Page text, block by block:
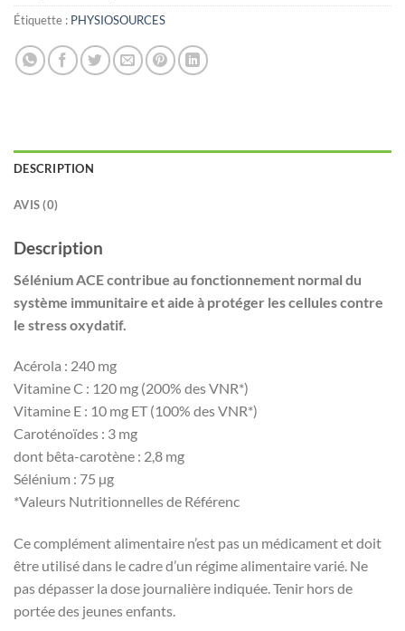
Étiquette : PHYSIOSOURCES
DESCRIPTION
AVIS (0)
Description
Sélénium ACE contribue au fonctionnement normal du
système immunitaire et aide à protéger les cellules contre
le stress oxydatif.
Acérola : 240 mg
Vitamine C : 120 mg (200% des VNR*)
Vitamine E : 10 mg ET (100% des VNR*)
Caroténoïdes : 3 mg
dont bêta-carotène : 2,8 mg
Sélénium : 75 µg
*Valeurs Nutritionnelles de Référenc
Ce complément alimentaire n’est pas un médicament et doit
être utilisé dans le cadre d’un régime alimentaire varié. Ne
pas dépasser la dose journalière indiquée. Tenir hors de
portée des jeunes enfants.